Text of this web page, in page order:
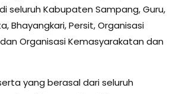
seluruh Kabupaten Sampang, Guru,
Bhayangkari, Persit, Organisasi
Organisasi Kemasyarakatan dan
yang berasal dari seluruh